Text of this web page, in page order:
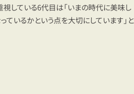
している6代目は「いまの時代に美味し
ているかという点を大切にしています」と